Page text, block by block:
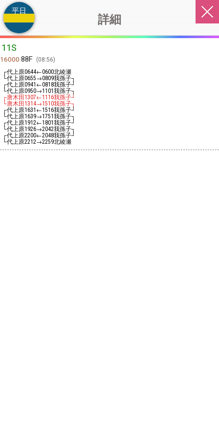
詳細
平日
11S
16000 88F
08:56
┌代上原0644←0600北綾瀬
└代上原0655→0809我孫子┐
┌代上原0941 ←0818我孫子┘
└代上原0950→1101我孫子┐
┌唐木田1307←1116我孫子┘
└唐木田1314→1510我孫子┐
┌代上原1631 ←1516我孫子┘
└代上原1639→1751我孫子┐
┌代上原1912←1801我孫子┘
└代上原1926→2042我孫子┐
┌代上原2200←2048我孫子┘
└代上原2212→2259北綾瀬